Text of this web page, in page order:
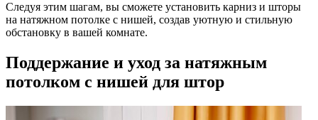
Следуя этим шагам, вы сможете установить карниз и шторы
на натяжном потолке с нишей, создав уютную и стильную
обстановку в вашей комнате.
Поддержание и уход за натяжным
потолком с нишей для штор